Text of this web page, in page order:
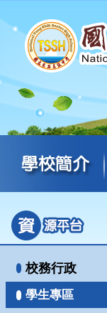
校務行政
學生專區